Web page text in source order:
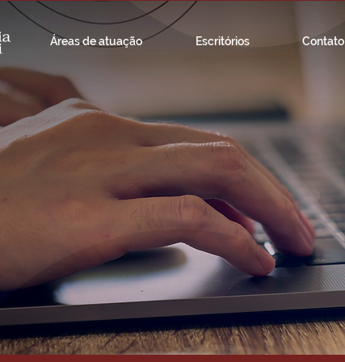
Áreas de atuação Escritórios Contato